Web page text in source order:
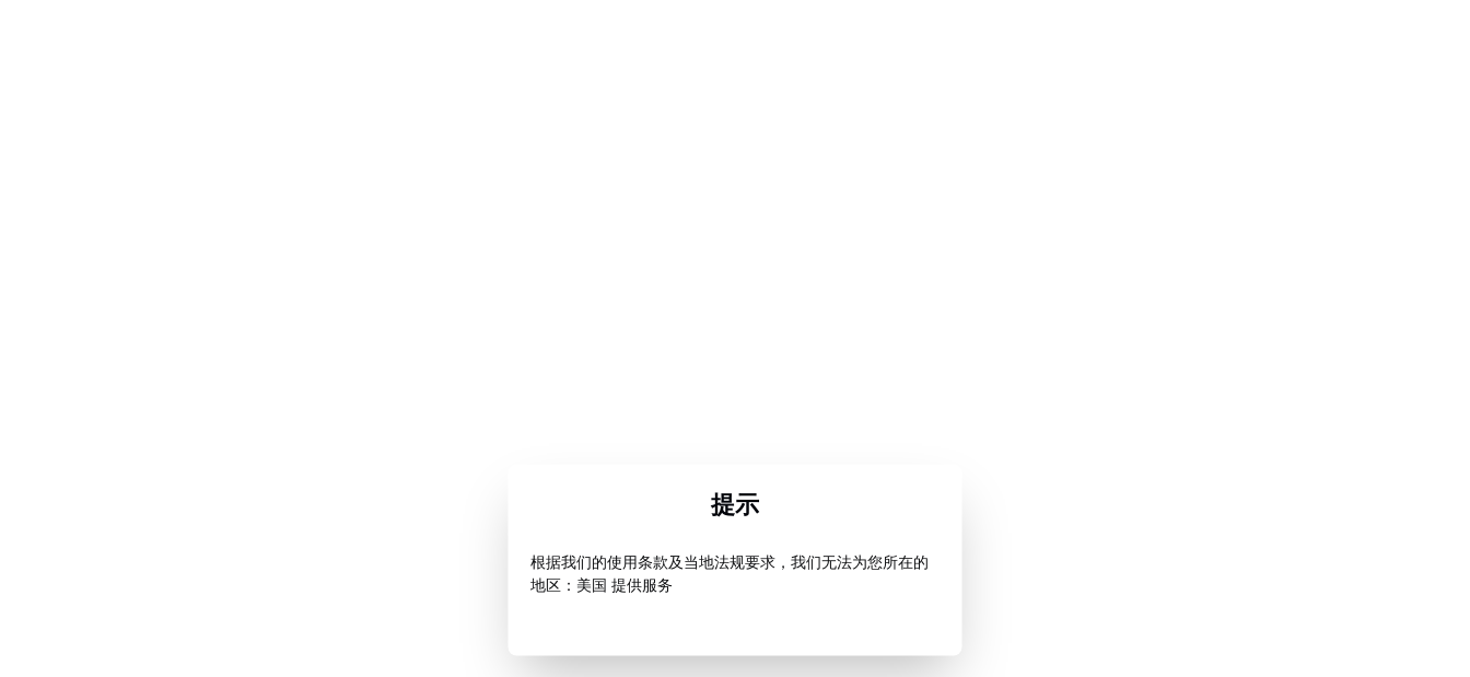
提示
根据我们的使用条款及当地法规要求，我们无法为您所在的
地区：美国 提供服务